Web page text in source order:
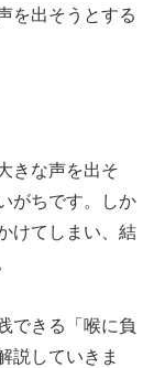
を出そうとする
きな声を出そ
がちです。しか
けてしまい、結
できる「喉に負
説していきま